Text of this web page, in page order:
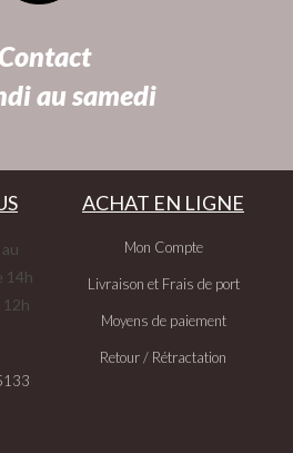
au samedi
14h
12h
ACHAT EN LIGNE
Mon Compte
Livraison et Frais de port
Moyens de paiement
Retour / Rétractation